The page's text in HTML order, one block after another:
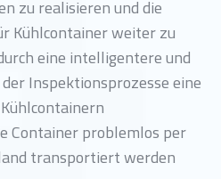
zu realisieren und die
Kühlcontainer weiter zu
eine intelligentere und
Inspektionsprozesse eine
Container problemlos per
transportiert werden